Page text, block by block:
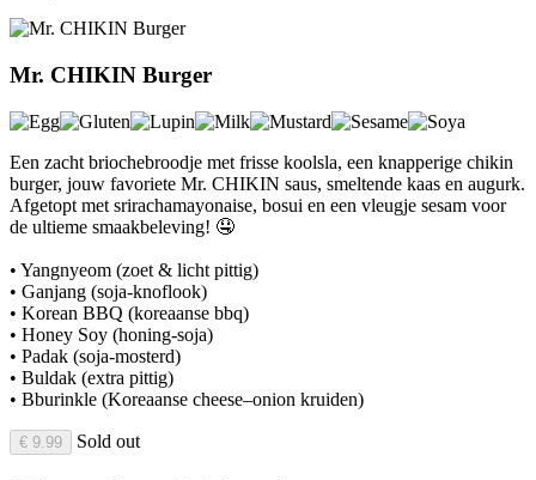
Mr. CHIKIN Burger
Een zacht briochebroodje met frisse koolsla, een knapperige chikin
burger, jouw favoriete Mr. CHIKIN saus, smeltende kaas en augurk.
Afgetopt met srirachamayonaise, bosui en een vleugje sesam voor
de ultieme smaakbeleving! 🤤
• Yangnyeom (zoet & licht pittig)
• Ganjang (soja-knoflook)
• Korean BBQ (koreaanse bbq)
• Honey Soy (honing-soja)
• Padak (soja-mosterd)
• Buldak (extra pittig)
• Bburinkle (Koreaanse cheese–onion kruiden)
€ 9.99 Sold out